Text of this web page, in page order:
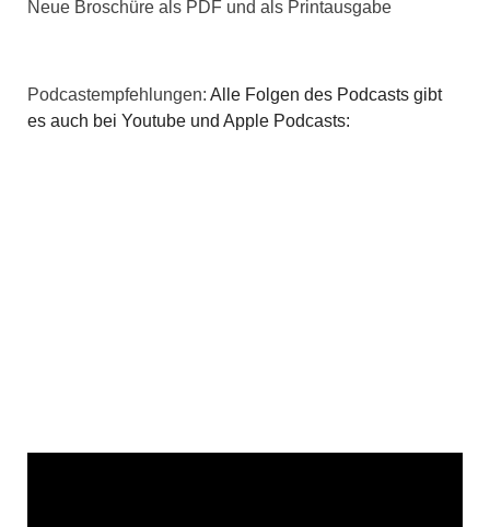
a
Neue Broschüre als PDF und als Printausgabe
Podcastempfehlungen: Alle Folgen des Podcasts gibt
es auch bei Youtube und Apple Podcasts: